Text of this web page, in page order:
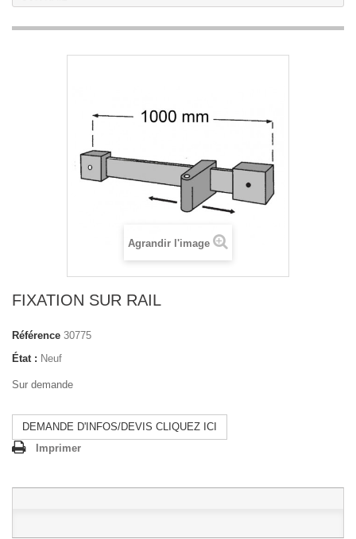
Agrandir l'image
FIXATION SUR RAIL
Référence 30775
État : Neuf
Sur demande
DEMANDE D'INFOS/DEVIS CLIQUEZ ICI
Imprimer